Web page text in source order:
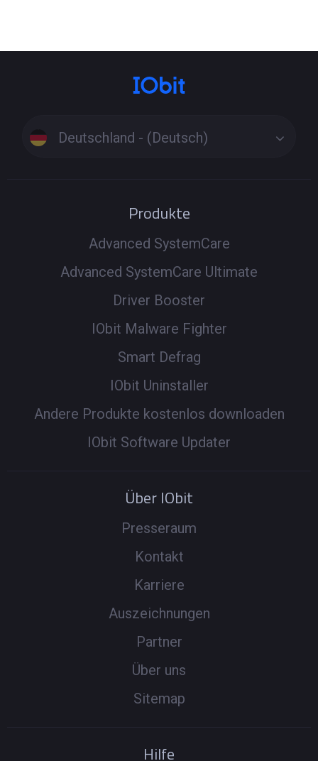
Deutschland - (Deutsch)
Produkte
Advanced SystemCare
Advanced SystemCare Ultimate
Driver Booster
IObit Malware Fighter
Smart Defrag
IObit Uninstaller
Andere Produkte kostenlos downloaden
IObit Software Updater
Über IObit
Presseraum
Kontakt
Karriere
Auszeichnungen
Partner
Über uns
Sitemap
Hilfe